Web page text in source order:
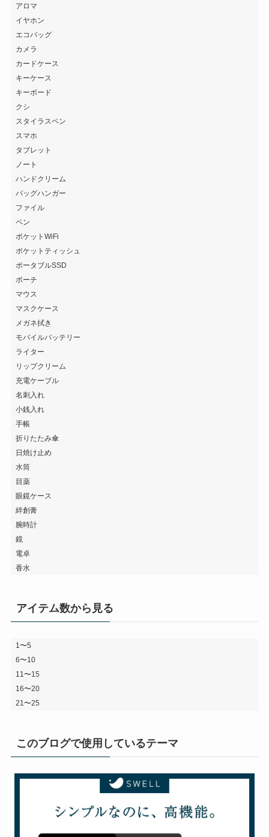
アロマ
イヤホン
エコバッグ
カメラ
カードケース
キーケース
キーボード
クシ
スタイラスペン
スマホ
タブレット
ノート
ハンドクリーム
バッグハンガー
ファイル
ペン
ポケットWiFi
ポケットティッシュ
ポータブルSSD
ポーチ
マウス
マスクケース
メガネ拭き
モバイルバッテリー
ライター
リップクリーム
充電ケーブル
名刺入れ
小銭入れ
手帳
折りたたみ傘
日焼け止め
水筒
目薬
眼鏡ケース
絆創膏
腕時計
鏡
電卓
香水
アイテム数から見る
1〜5
6〜10
11〜15
16〜20
21〜25
このブログで使用しているテーマ